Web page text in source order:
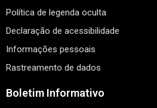
Política de legenda oculta
Declaração de acessibilidade
Informações pessoais
Rastreamento de dados
Boletim Informativo